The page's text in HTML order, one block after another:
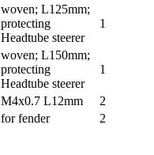
woven; L125mm;
protecting
Headtube steerer
1
woven; L150mm;
protecting
Headtube steerer
1
M4x0.7 L12mm
2
for fender
2